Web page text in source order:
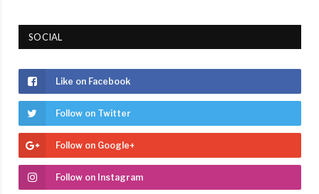
SOCIAL
Like on Facebook
Follow on Twitter
Follow on Google+
Follow on Instagram